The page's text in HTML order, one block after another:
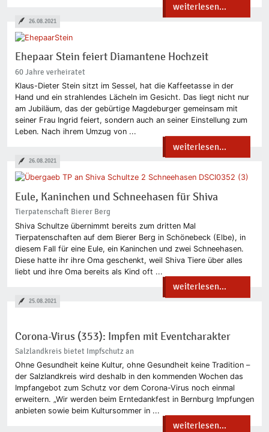
weiterlesen...
Ehepaar Stein feiert Diamantene Hochzeit
60 Jahre verheiratet
Klaus-Dieter Stein sitzt im Sessel, hat die Kaffeetasse in der
Hand und ein strahlendes Lächeln im Gesicht. Das liegt nicht nur
am Jubiläum, das der gebürtige Magdeburger gemeinsam mit
seiner Frau Ingrid feiert, sondern auch an seiner Einstellung zum
Leben. Nach ihrem Umzug von ...
weiterlesen...
26.08.2021
Eule, Kaninchen und Schneehasen für Shiva
Tierpatenschaft Bierer Berg
Shiva Schultze übernimmt bereits zum dritten Mal
Tierpatenschaften auf dem Bierer Berg in Schönebeck (Elbe), in
diesem Fall für eine Eule, ein Kaninchen und zwei Schneehasen.
Diese hatte ihr ihre Oma geschenkt, weil Shiva Tiere über alles
liebt und ihre Oma bereits als Kind oft ...
weiterlesen...
26.08.2021
Corona-Virus (353): Impfen mit Eventcharakter
Salzlandkreis bietet Impfschutz an
Ohne Gesundheit keine Kultur, ohne Gesundheit keine Tradition –
der Salzlandkreis wird deshalb in den kommenden Wochen das
Impfangebot zum Schutz vor dem Corona-Virus noch einmal
erweitern. „Wir werden beim Erntedankfest in Bernburg Impfungen
anbieten sowie beim Kultursommer in ...
weiterlesen...
25.08.2021